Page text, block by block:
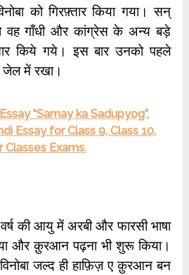
को गिरफ़्तार किया गया। सन्
गाँधी और कांग्रेस के अन्‍य बड़े
किये गये। इस बार उनको पहले
जेल में रखा।
“Samay ka Sadupyog”,
Essay for Class 9, Class 10,
Classes Exams.
की आयु में अरबी और फारसी भाषा
और क़ुरआन पढ़ना भी शुरू किया।
जल्‍द ही हाफ़िज़ ए क़ुरआन बन